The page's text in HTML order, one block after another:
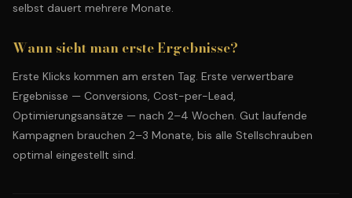
selbst dauert mehrere Monate.
Wann sieht man erste Ergebnisse?
Erste Klicks kommen am ersten Tag. Erste verwertbare
Ergebnisse — Conversions, Cost-per-Lead,
Optimierungsansätze — nach 2–4 Wochen. Gut laufende
Kampagnen brauchen 2–3 Monate, bis alle Stellschrauben
optimal eingestellt sind.